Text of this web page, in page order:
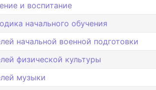
и воспитание
начального обучения
начальной военной подготовки
физической культуры
музыки